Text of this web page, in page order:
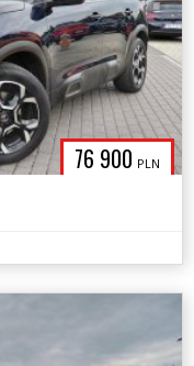
76 900 PLN